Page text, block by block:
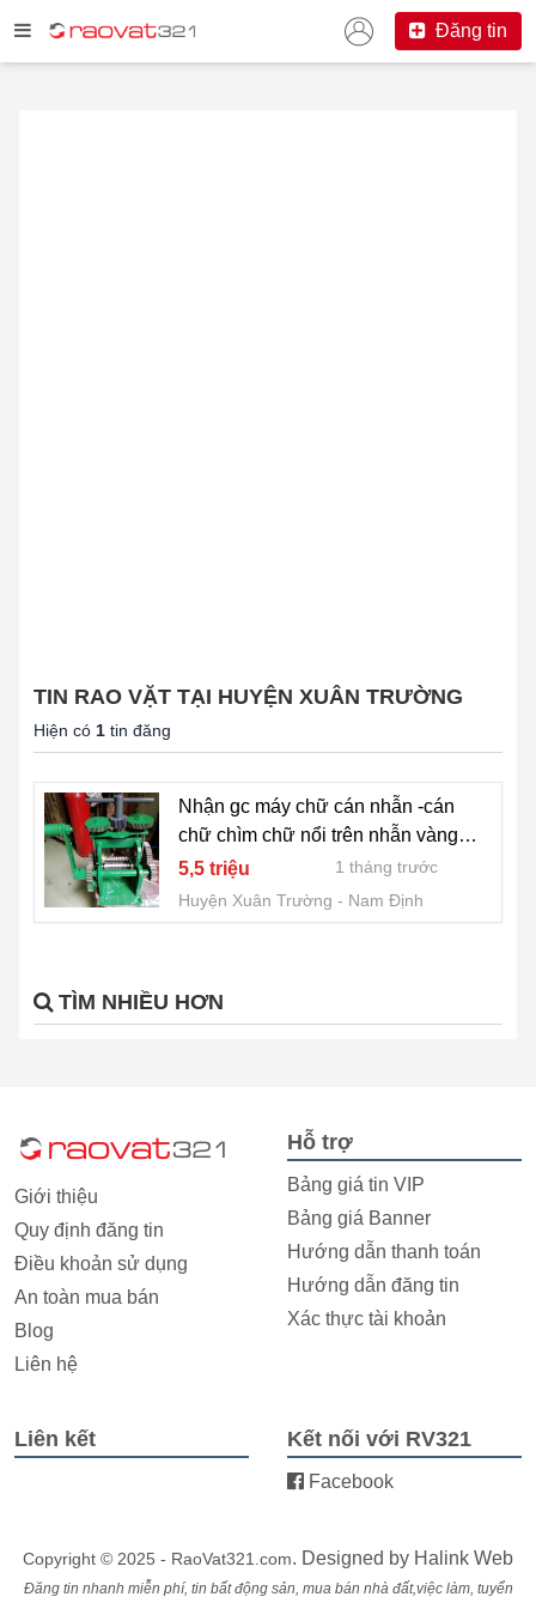
Đăng tin
TIN RAO VẶT TẠI HUYỆN XUÂN TRƯỜNG
Hiện có 1 tin đăng
Nhận gc máy chữ cán nhẫn -cán
chữ chìm chữ nổi trên nhẫn vàng
24K
5,5 triệu
1 tháng trước
Huyện Xuân Trường
Nam Định
TÌM NHIỀU HƠN
Giới thiệu
Quy định đăng tin
Điều khoản sử dụng
An toàn mua bán
Blog
Liên hệ
Hỗ trợ
Bảng giá tin VIP
Bảng giá Banner
Hướng dẫn thanh toán
Hướng dẫn đăng tin
Xác thực tài khoản
Liên kết Kết nối với RV321
Facebook
Copyright © 2025 - RaoVat321.com. Designed by Halink Web
Đăng tin nhanh miễn phí, tin bất động sản, mua bán nhà đất,việc làm, tuyển